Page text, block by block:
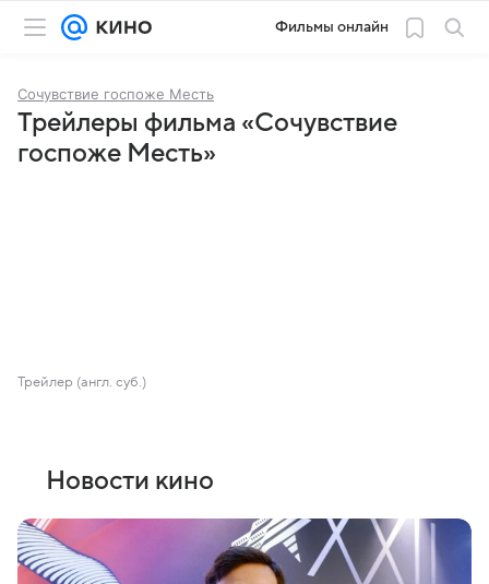
Фильмы онлайн
Сочувствие госпоже Месть
Трейлеры фильма «Сочувствие
госпоже Месть»
Трейлер (англ. суб.)
Новости кино